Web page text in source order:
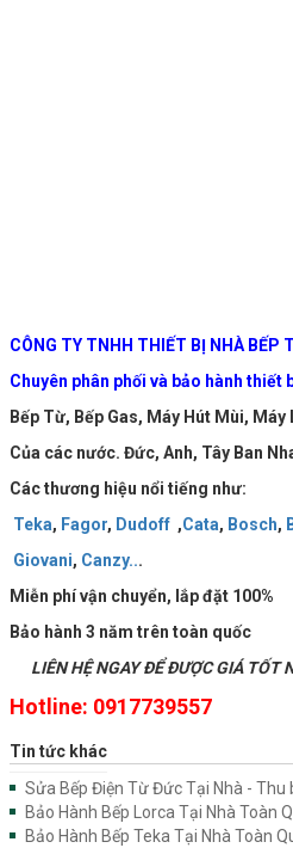
CÔNG TY TNHH THIẾT BỊ NHÀ BẾP
Chuyên phân phối và bảo hành thiết
Bếp Từ, Bếp Gas, Máy Hút Mùi,
Của các nước. Đức, Anh, Tây Ban
Các thương hiệu nổi tiếng như:
Teka, Fagor, Dudoff ,Cata, Bosch,
Giovani, Canzy...
Miễn phí vận chuyển, lắp đặt 100%
Bảo hành 3 năm trên toàn quốc
LIÊN HỆ NGAY ĐỂ ĐƯỢC GIÁ TỐT
Hotline: 0917739557
Tin tức khác
Sửa Bếp Điện Từ Đức Tại Nhà - Thu
Bảo Hành Bếp Lorca Tại Nhà Toàn
Bảo Hành Bếp Teka Tại Nhà Toàn